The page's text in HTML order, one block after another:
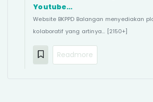
Youtube…
Website BKPPD Balangan menyediakan
kolaboratif yang artinya... [2150+]
Readmore